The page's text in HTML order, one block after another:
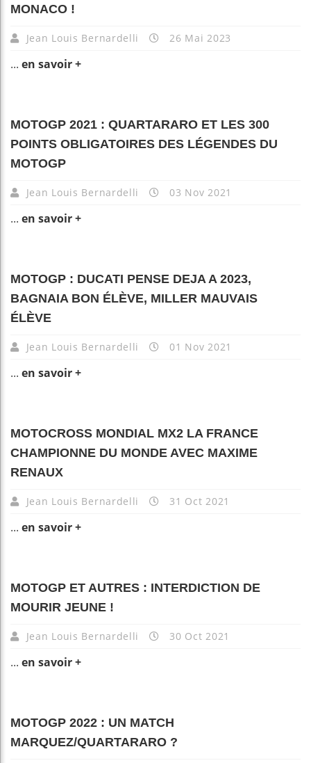
MONACO !
Jean Louis Bernardelli 26 Mai 2023
... en savoir +
MOTOGP 2021 : QUARTARARO ET LES 300
POINTS OBLIGATOIRES DES LÉGENDES DU
MOTOGP
Jean Louis Bernardelli 03 Nov 2021
... en savoir +
MOTOGP : DUCATI PENSE DEJA A 2023,
BAGNAIA BON ÉLÈVE, MILLER MAUVAIS
ÉLÈVE
Jean Louis Bernardelli 01 Nov 2021
... en savoir +
MOTOCROSS MONDIAL MX2 LA FRANCE
CHAMPIONNE DU MONDE AVEC MAXIME
RENAUX
Jean Louis Bernardelli 31 Oct 2021
... en savoir +
MOTOGP ET AUTRES : INTERDICTION DE
MOURIR JEUNE !
Jean Louis Bernardelli 30 Oct 2021
... en savoir +
MOTOGP 2022 : UN MATCH
MARQUEZ/QUARTARARO ?